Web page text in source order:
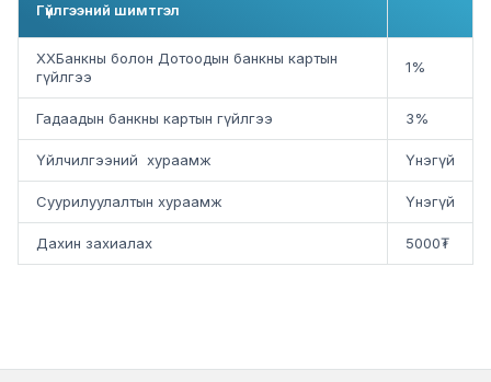
Гүйлгээний шимтгэл
ХХБанкны болон Дотоодын банкны картын
гүйлгээ
1%
Гадаадын банкны картын гүйлгээ 3%
Үйлчилгээний хураамж Үнэгүй
Суурилуулалтын хураамж Үнэгүй
Дахин захиалах 5000₮